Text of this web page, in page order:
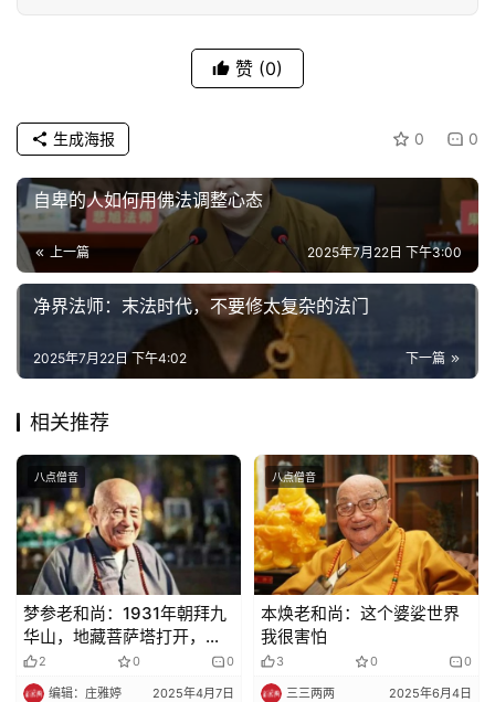
赞 (0)
0 0
生成海报
自卑的人如何用佛法调整心态
上一篇 2025年7月22日 下午3:00
净界法师：末法时代，不要修太复杂的法门
下一篇
2025年7月22日 下午4:02
相关推荐
八点僧音
梦参老和尚：1931年朝拜九
华山，地藏菩萨塔打开，我
亲得见地藏菩萨（随喜转
发）
2 0 0
编辑：庄雅婷 2025年4月7日
八点僧音
本焕老和尚：这个婆娑世界
我很害怕
3 0 0
三三两两 2025年6月4日